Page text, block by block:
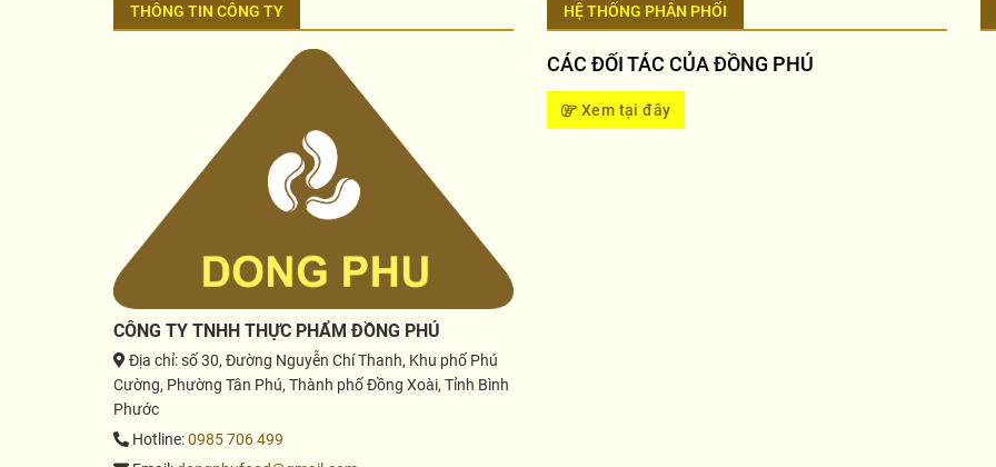
THÔNG TIN CÔNG TY
CÔNG TY TNHH THỰC PHẨM ĐỒNG PHÚ
Địa chỉ: số 30, Đường Nguyễn Chí Thanh, Khu phố Phú
Cường, Phường Tân Phú, Thành phố Đồng Xoài, Tỉnh Bình
Phước
Hotline:0985 706 499
HỆ THỐNG PHÂN PHỐI
CÁC ĐỐI TÁC CỦA ĐỒNG PHÚ
Xem tại đây